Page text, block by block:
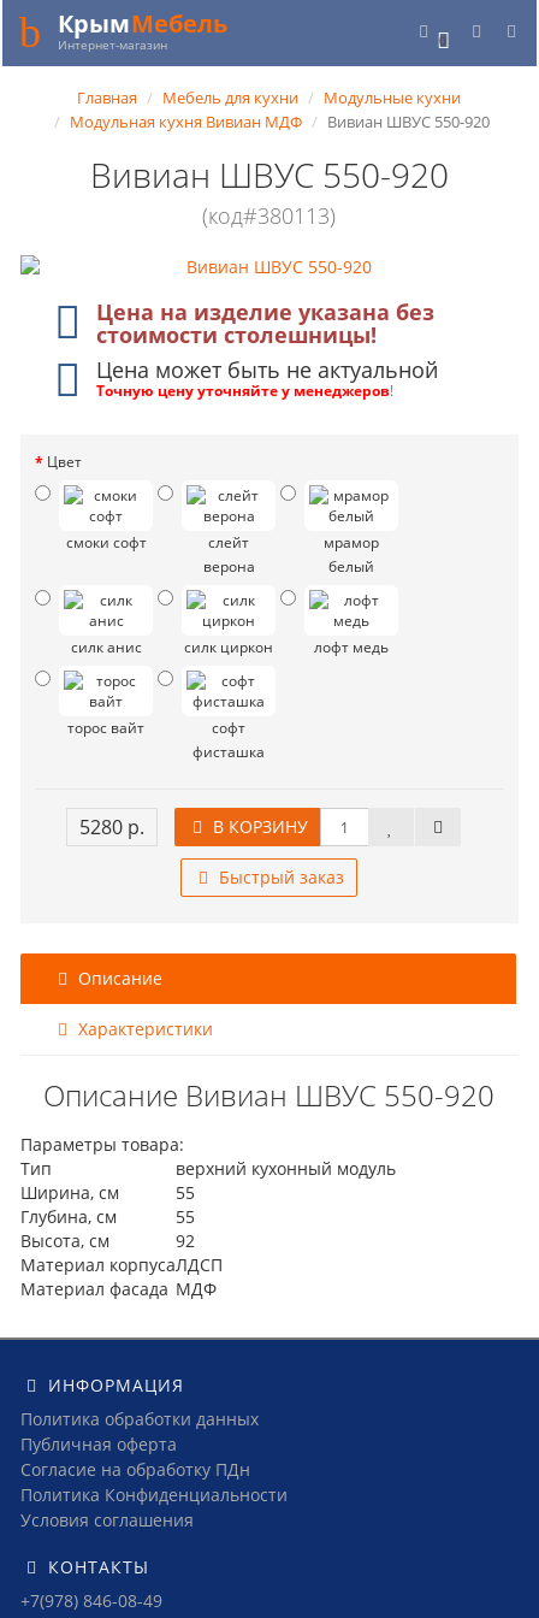
0
КрымМебель
Интернет-магазин
Главная Мебель для кухни
Модульные кухни
Модульная кухня Вивиан МДФ
Вивиан ШВУС 550-920
Вивиан ШВУС 550-920
(код#380113)
Цена на изделие указана без
стоимости столешницы!
Цена может быть не актуальной
Точную цену уточняйте у менеджеров!
Цвет
смоки софт
слейт
верона
мрамор
белый
силк анис силк циркон лофт медь
торос вайт
софт
фисташка
5280 р. В КОРЗИНУ
Быстрый заказ
Описание
Характеристики
Описание Вивиан ШВУС 550-920
Параметры товара:
Тип
верхний кухонный модуль
Ширина, см
55
Глубина, см
55
Высота, см
92
Материал корпусаЛДСП
Материал фасада МДФ
ИНФОРМАЦИЯ
Политика обработки данных
Публичная оферта
Согласие на обработку ПДн
Политика Конфиденциальности
Условия соглашения
КОНТАКТЫ
+7(978) 846-08-49